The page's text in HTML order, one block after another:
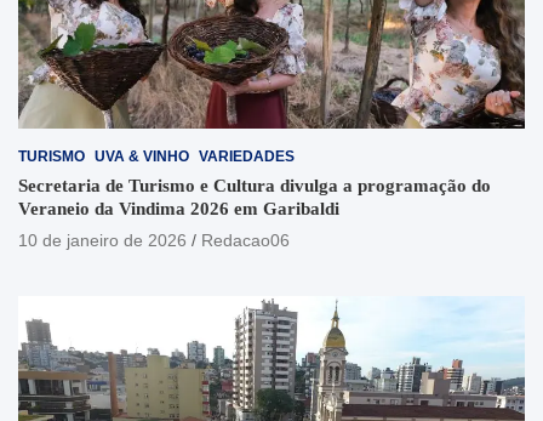
TURISMO UVA & VINHO VARIEDADES
Secretaria de Turismo e Cultura divulga a programação do
Veraneio da Vindima 2026 em Garibaldi
10 de janeiro de 2026
Redacao06